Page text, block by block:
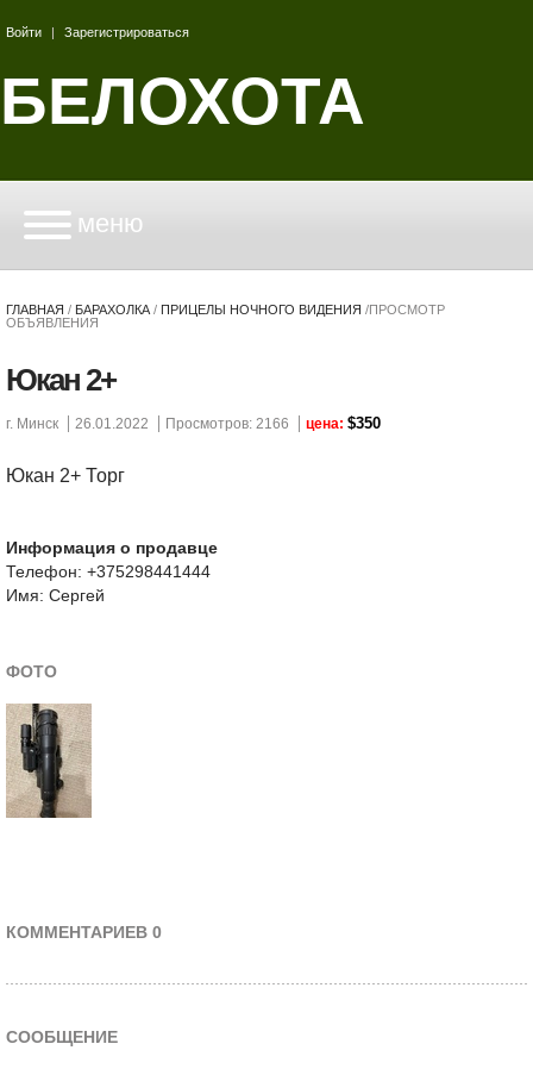
Войти | Зарегистрироваться
БЕЛОХОТА
меню
ГЛАВНАЯ / БАРАХОЛКА / ПРИЦЕЛЫ НОЧНОГО ВИДЕНИЯ /ПРОСМОТР
ОБЪЯВЛЕНИЯ
Юкан 2+
г. Минск 26.01.2022 Просмотров: 2166 цена: $350
Юкан 2+ Торг
Информация о продавце
Телефон: +375298441444
Имя: Сергей
ФОТО
КОММЕНТАРИЕВ 0
СООБЩЕНИЕ